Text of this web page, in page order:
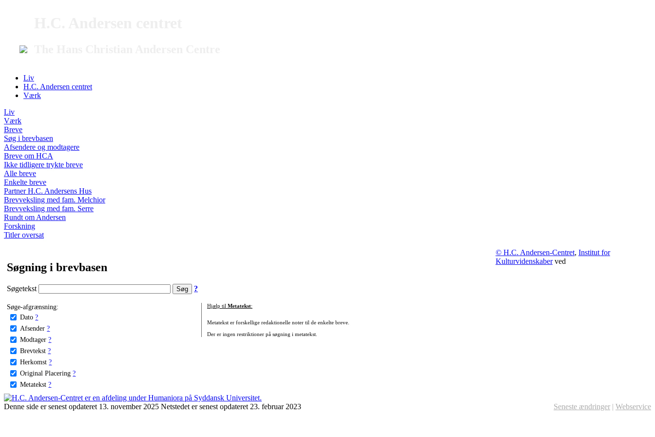
Liv
H.C. Andersen centret
Værk
Liv
Værk
Breve
Søg i brevbasen
Afsendere og modtagere
Breve om HCA
Ikke tidligere trykte breve
Alle breve
Enkelte breve
Partner H.C. Andersens Hus
Brevveksling med fam. Melchior
Brevveksling med fam. Serre
Rundt om Andersen
Forskning
Titler oversat
Søgning i brevbasen
Søgetekst ?
Søge-afgrænsning:
Dato ?
Afsender ?
Modtager ?
Brevtekst ?
Herkomst ?
Original Placering ?
Metatekst ?
Hjælp til Metatekst:
Metatekst er forskellige redaktionelle noter til de enkelte breve.
Der er ingen restriktioner på søgning i metatekst.
© H.C. Andersen-Centret, Institut for
Kulturvidenskaberved
Denne side er senest opdateret 13. november 2025 Netstedet er senest opdateret 23. februar 2023 Seneste ændringer | Webservice